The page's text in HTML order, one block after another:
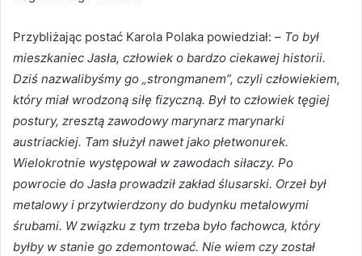
Przybliżając postać Karola Polaka powiedział: – To był
mieszkaniec Jasła, człowiek o bardzo ciekawej historii.
Dziś nazwalibyśmy go „strongmanem”, czyli człowiekiem,
który miał wrodzoną siłę fizyczną. Był to człowiek tęgiej
postury, zresztą zawodowy marynarz marynarki
austriackiej. Tam służył nawet jako płetwonurek.
Wielokrotnie występował w zawodach siłaczy. Po
powrocie do Jasła prowadził zakład ślusarski. Orzeł był
metalowy i przytwierdzony do budynku metalowymi
śrubami. W związku z tym trzeba było fachowca, który
byłby w stanie go zdemontować. Nie wiem czy został